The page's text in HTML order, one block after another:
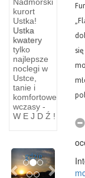
kurort
Ustka!
Ustka
kwatery
tylko
najlepsze
noclegi w
Ustce,
tanie i
komfortowe
wczasy -
W E J D Ź !
Hel
Na
północo-
wschód
od
dzisiejszego
gdzie
PreviousNext